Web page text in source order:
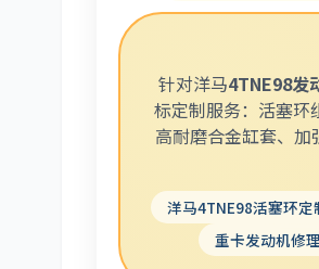
针对洋马4TNE98发
标定制服务：活塞环
高耐磨合金缸套、
洋马4TNE98活塞环定
重卡发动机修